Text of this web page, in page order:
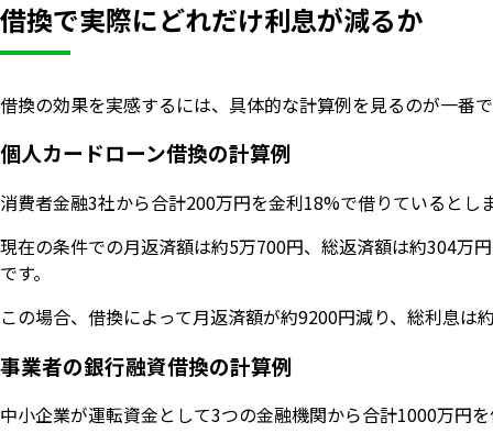
借換で実際にどれだけ利息が減るか
借換の効果を実感するには、具体的な計算例を見るのが一番
個人カードローン借換の計算例
消費者金融3社から合計200万円を金利18%で借りているとし
現在の条件での月返済額は約5万700円、総返済額は約304万
です。
この場合、借換によって月返済額が約9200円減り、総利息
事業者の銀行融資借換の計算例
中小企業が運転資金として3つの金融機関から合計1000万円